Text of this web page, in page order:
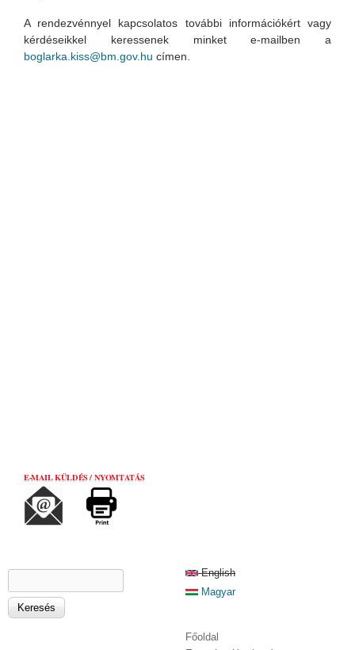
A rendezvénnyel kapcsolatos további információkért vagy
kérdéseikkel keressenek minket e-mailben a
boglarka.kiss@bm.gov.hu címen.
E-MAIL KÜLDÉS / NYOMTATÁS
KERESÉS ŰRLAP
English
Magyar
Főoldal